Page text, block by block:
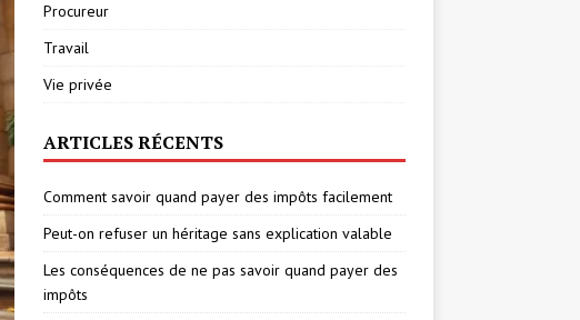
Procureur
Travail
Vie privée
ARTICLES RÉCENTS
Comment savoir quand payer des impôts facilement
Peut-on refuser un héritage sans explication valable
Les conséquences de ne pas savoir quand payer des
impôts